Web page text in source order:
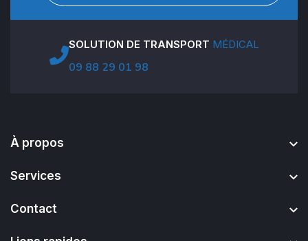
SOLUTION DE TRANSPORT MÉDICAL
09 88 29 01 98
À propos
Services
Contact